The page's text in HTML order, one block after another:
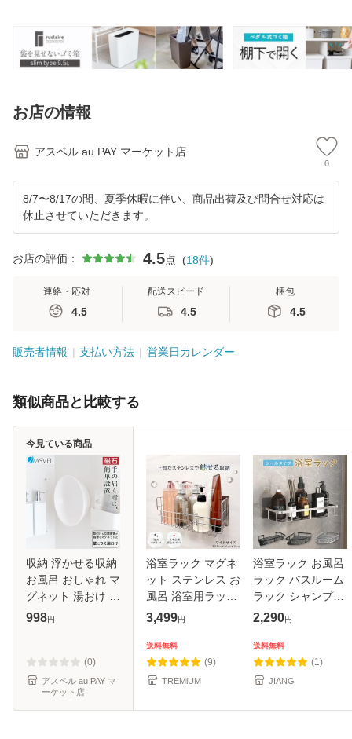
子 抗菌 高め 洗い
やすい S35
グ プッシュ ごみ箱
ス リビング ペダル
大
ゴ
お店の情報
アスベル au PAY マーケット店
0
8/7〜8/17の間、夏季休暇に伴い、商品出荷及び問合せ対応は
休止させていただきます。
お店の評価： 4.5点 (18件)
連絡・応対
4.5
配送スピード
4.5
梱包
4.5
販売者情報 支払い方法 営業日カレンダー
類似商品と比較する
収納 浮かせる収納
お風呂 おしゃれ マ
グネット 湯おけ 湯
桶 アスベル
998円
(0)
アスベル au PAY マ
ーケット店
今見ている商品
浴室ラック マグネ
ット ステンレス お
風呂 浴室用ラック
さびない マグネッ
ンプー シャンプー
ボトル 磁石 浮かせ
る お
3,499円
送料無料
(9)
TREMiUM
浴室ラック お風呂
ラック バスルーム
ラック シャンプー
ラック 浴室収納 お
おしゃれ 新生活
bath-rack
2,290円
送料無料
(1)
JIANG